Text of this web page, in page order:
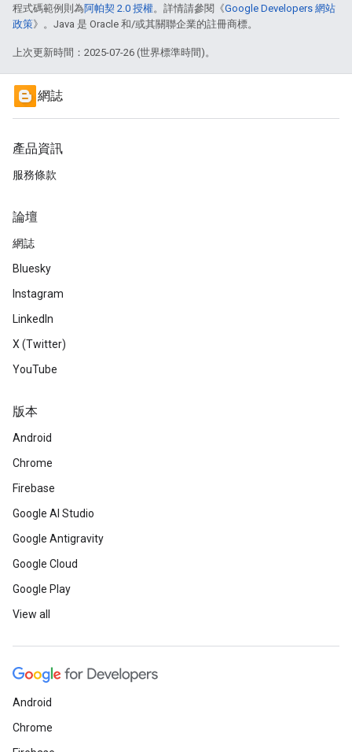
程式碼範例則為阿帕契 2.0 授權。詳情請參閱《Google Developers 網站
政策》。Java 是 Oracle 和/或其關聯企業的註冊商標。
上次更新時間：2025-07-26 (世界標準時間)。
網誌
產品資訊
服務條款
論壇
網誌
Bluesky
Instagram
LinkedIn
X (Twitter)
YouTube
版本
Android
Chrome
Firebase
Google AI Studio
Google Antigravity
Google Cloud
Google Play
View all
Android
Chrome